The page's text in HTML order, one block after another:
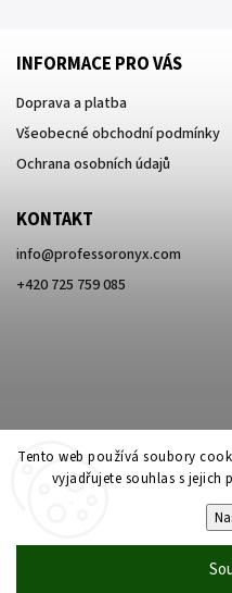
Tento web používá soubory
vyjadřujete souhlas s jejich
INFORMACE PRO VÁS
Doprava a platba
Všeobecné obchodní podmínky
Ochrana osobních údajů
KONTAKT
info@professoronyx.com
+420 725 759 085
Professor